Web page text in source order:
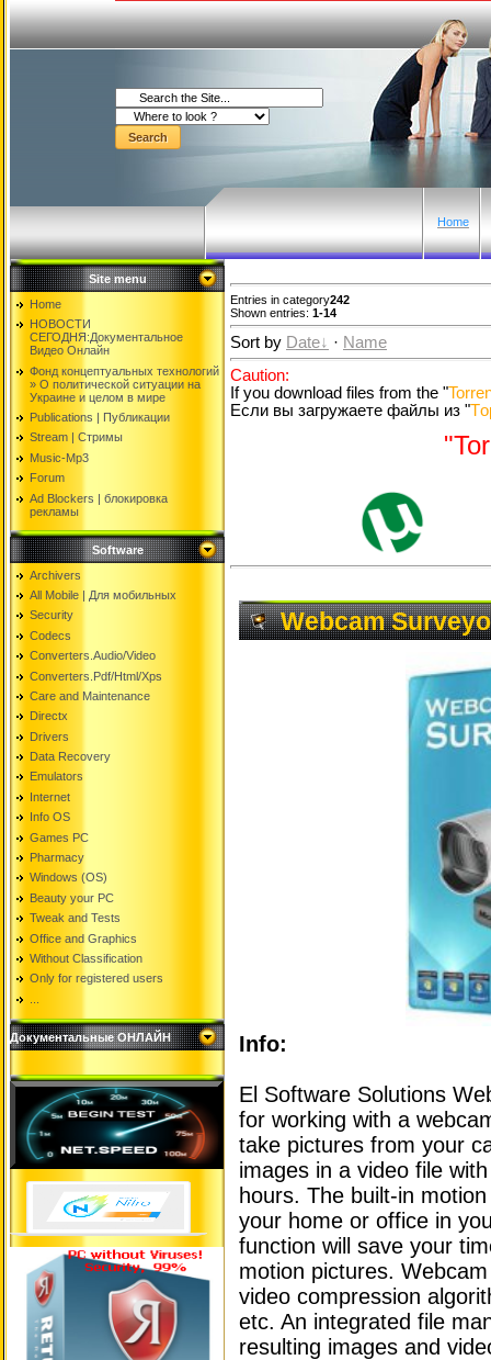
Home
Site menu
Home
НОВОСТИ
СЕГОДНЯ:Документальнoе
Видео Oнлайн
Фонд концептуальных технологий
» O политической ситуации на
Украине и целом в мире
Publications | Публикации
Stream | Стримы
Music-Mp3
Forum
Ad Blockers | блокировкa
рекламы
Software
Archivers
All Mobile | Для мобильных
Security
Codecs
Converters.Audio/Video
Converters.Pdf/Html/Xps
Care and Maintenance
Directx
Drivers
Data Recovery
Emulators
Internet
Info OS
Games PC
Pharmacy
Windows (OS)
Beauty your PC
Tweak and Tests
Office and Graphics
Without Classification
Only for registered users
Документальные ОНЛАЙН
Entries in category242
Shown entries: 1-14
Sort by Date · Name
Caution:
If you download files from the "
Если вы загружаете файлы из "
Webcam
Info:
El Software Solutions
for working with a
take pictures from your
images in a video file
hours. The built-in
your home or office in
function will save your
motion pictures.
video compression
etc. An integrated file
resulting images and